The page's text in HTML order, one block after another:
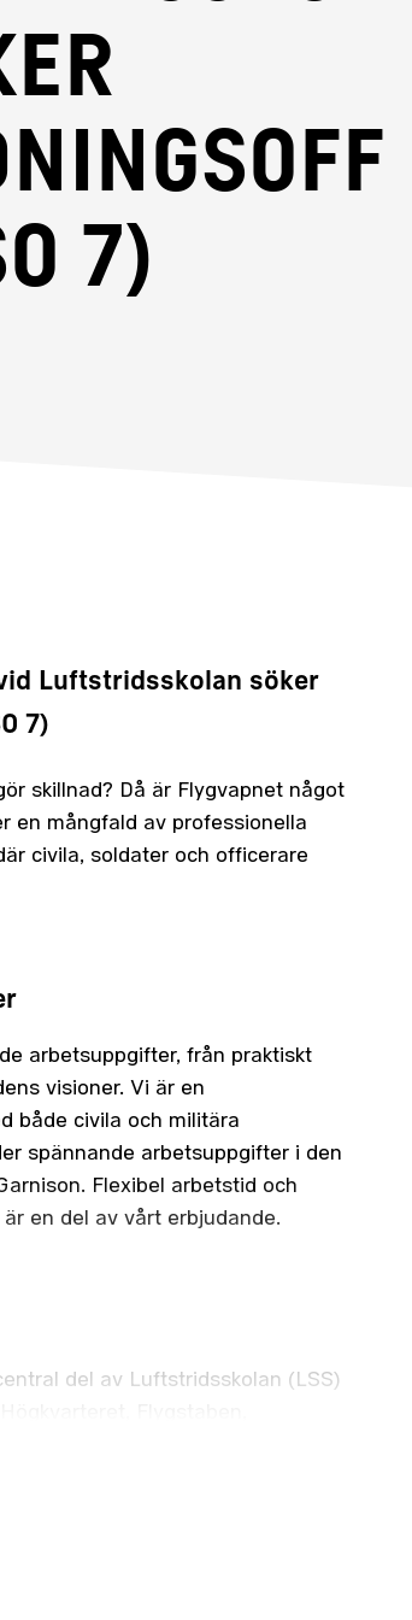
7)
Luftstridsskolan söker
7)
skillnad? Då är Flygvapnet något
en mångfald av professionella
civila, soldater och officerare
arbetsuppgifter, från praktiskt
visioner. Vi är en
både civila och militära
spännande arbetsuppgifter i den
Flexibel arbetstid och
en del av vårt erbjudande.
del av Luftstridsskolan (LSS)
framtida personal- och